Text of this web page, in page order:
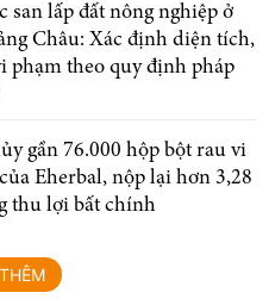
san lấp đất nông nghiệp ở
Châu: Xác định diện tích,
phạm theo quy định pháp
gần 76.000 hộp bột rau vi
Eherbal, nộp lại hơn 3,28
thu lợi bất chính